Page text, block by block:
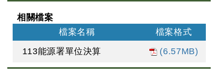
相關檔案
檔案名稱
檔案格式
113能源署單位決算
(6.57MB)